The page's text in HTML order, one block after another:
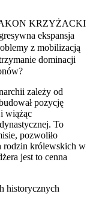
KRZYŻACKI
ekspansja
z mobilizacją
dominacji
zależy od
pozycję
wiążąc
To
pozwoliło
rodzin królewskich w
jest to cenna
historycznych